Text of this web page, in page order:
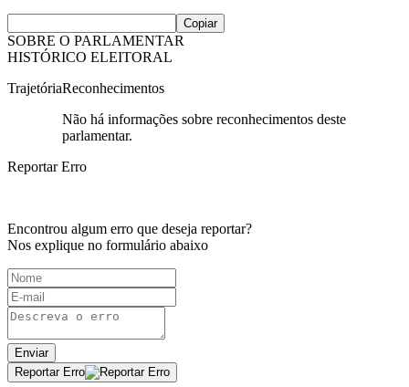
Copiar
SOBRE O PARLAMENTAR
HISTÓRICO ELEITORAL
TrajetóriaReconhecimentos
Não há informações sobre reconhecimentos deste
parlamentar.
Reportar Erro
Encontrou algum erro que deseja reportar?
Nos explique no formulário abaixo
Enviar
Reportar Erro